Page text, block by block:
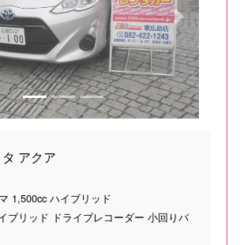
Next
タ アクア
1,500cc ハイブリッド
ブリッド ドライブレコーダー 小回りバ